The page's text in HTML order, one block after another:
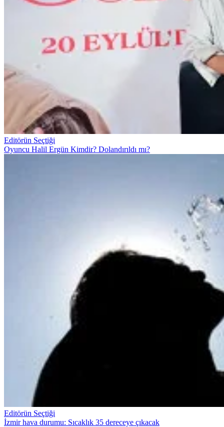
Editörün Seçtiği
Oyuncu Halil Ergün Kimdir? Dolandırıldı mı?
Editörün Seçtiği
İzmir hava durumu: Sıcaklık 35 dereceye çıkacak